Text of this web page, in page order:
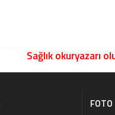
Sağlık okuryazarı
FOTO